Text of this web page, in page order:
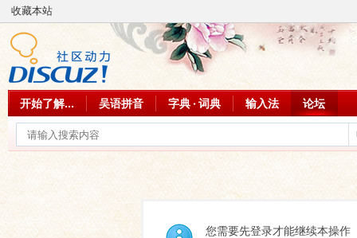
收藏本站
开始了解... 吴语拼音 字典 · 词典 输入法 论坛
您需要先登录才能继续本操作